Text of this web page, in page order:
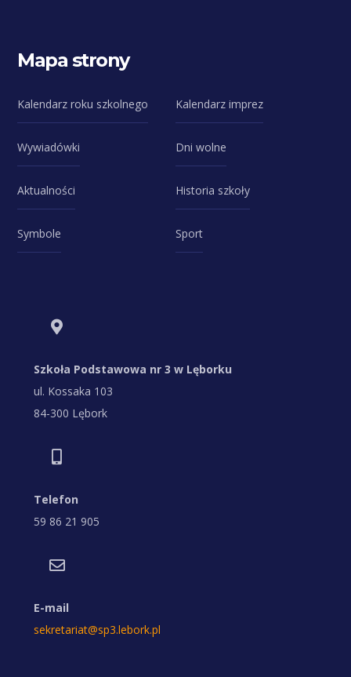
Mapa strony
Kalendarz roku szkolnego Kalendarz imprez
Wywiadówki Dni wolne
Aktualności Historia szkoły
Symbole Sport
Szkoła Podstawowa nr 3 w Lęborku
ul. Kossaka 103
84-300 Lębork
Telefon
59 86 21 905
E-mail
sekretariat@sp3.lebork.pl